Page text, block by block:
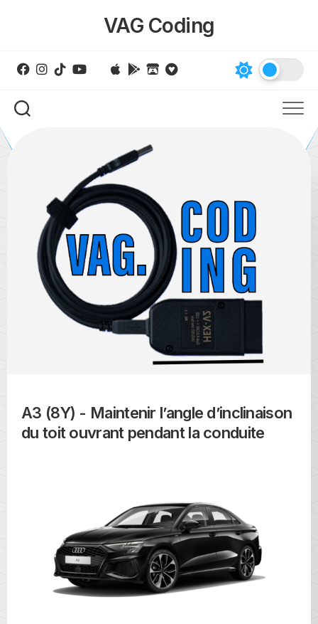
VAG Coding
A3 (8Y) - Maintenir l’angle d’inclinaison
du toit ouvrant pendant la conduite